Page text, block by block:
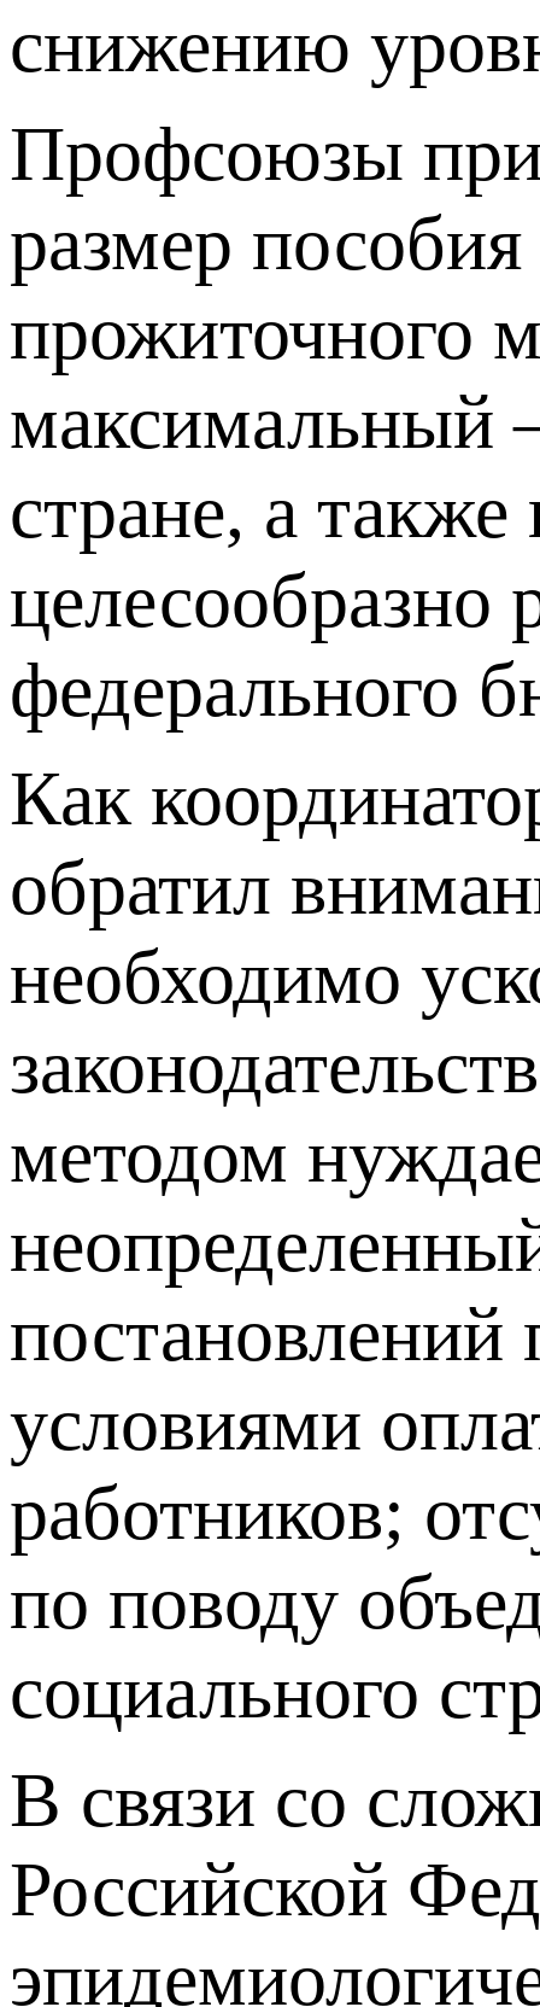
снижению
Профсоюзы при
размер
прожиточного
максимальный
стране, а
целесообразно
федерального
Как
обратил
необходимо
методом
условиями
работников;
по поводу
социального
В связи со
Российской